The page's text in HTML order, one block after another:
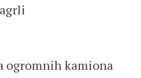
ogromnih kamiona